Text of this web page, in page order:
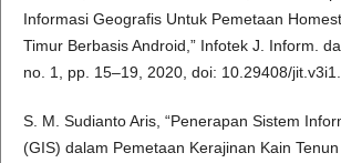
Informasi Geografis Untuk Pemetaan
Timur Berbasis Android,” Infotek J. Inform.
no. 1, pp. 15–19, 2020, doi: 10.29408/
S. M. Sudianto Aris, “Penerapan Sistem
(GIS) dalam Pemetaan Kerajinan Kain